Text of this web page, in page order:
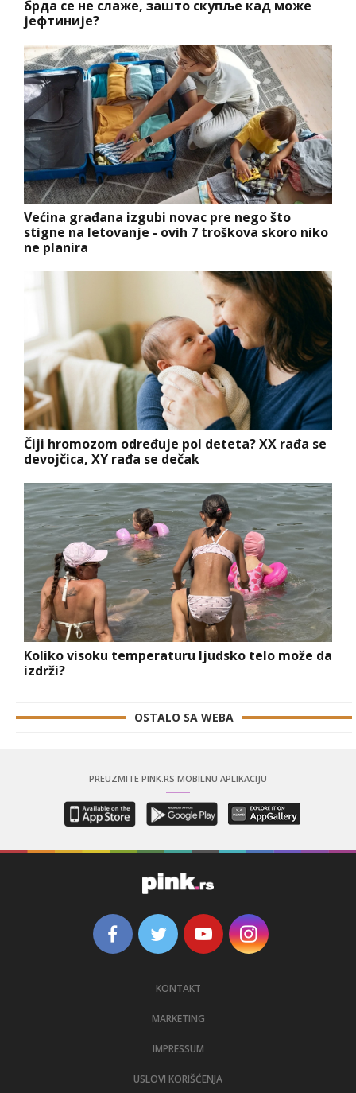
брда се не слаже, зашто скупље кад може
јефтиније?
Većina građana izgubi novac pre nego što
stigne na letovanje - ovih 7 troškova skoro niko
ne planira
Čiji hromozom određuje pol deteta? XX rađa se
devojčica, XY rađa se dečak
Koliko visoku temperaturu ljudsko telo može da
izdrži?
OSTALO SA WEBA
PREUZMITE PINK.RS MOBILNU APLIKACIJU
KONTAKT
MARKETING
IMPRESSUM
USLOVI KORIŠĆENJA